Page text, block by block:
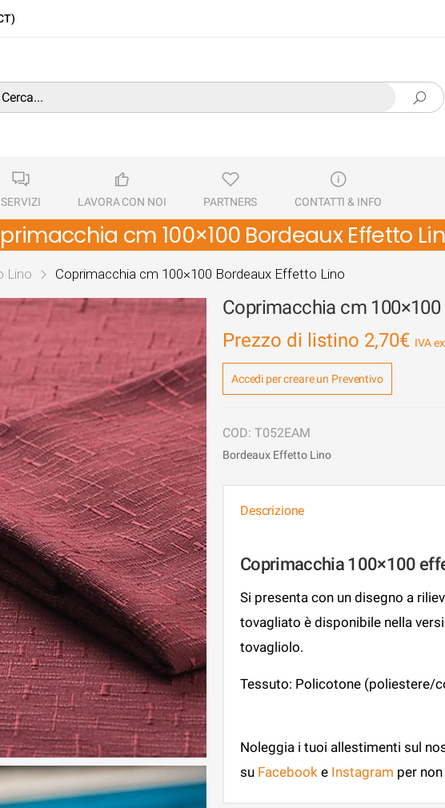
SERVIZI LAVORA CON NOI PARTNERS CONTATTI & INFO
cm 100×100 Bordeaux Effetto
Lino Coprimacchia cm 100×100 Bordeaux Effetto Lino
Coprimacchia cm
Prezzo di listino 2,70€
Accedi per creare un Preventivo
T052EAM
Bordeaux Effetto Lino
Descrizione
Coprimacchia 100×100
Si presenta con un disegno a
tovagliato è disponibile nella
tovagliolo.
Tessuto: Policotone (poliestere/
Noleggia i tuoi allestimenti sul
su Facebook e Instagram per